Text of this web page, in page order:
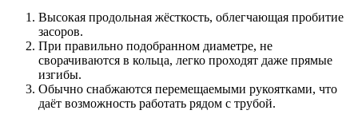
Высокая продольная жёсткость, облегчающая пробитие
засоров.
При правильно подобранном диаметре, не
сворачиваются в кольца, легко проходят даже прямые
изгибы.
Обычно снабжаются перемещаемыми рукоятками, что
даёт возможность работать рядом с трубой.